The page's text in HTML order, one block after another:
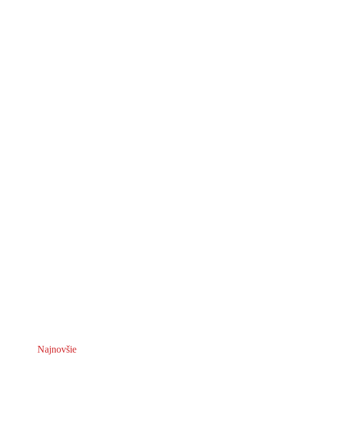
Najnovšie